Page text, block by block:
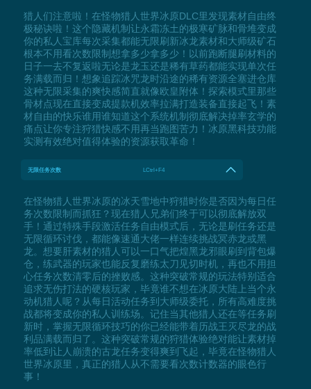
猎人们注意啦！在怪物猎人世界冰原DLC里发现素材自由终
极秘诀啦！这个隐藏机制让永霜冻土的极寒矿脉和骨堆变成
你的私人宝库每次采集都能无限刷新冰龙素材和大师级矿石
根本不用看次数限制想拿多少拿多少！以前跑断腿刷材料的
日子一去不复返啦无论是龙玉还是稀有草药都能实现单次任
务满载而归！想象追踪冰咒龙时沿途的稀有资源全塞进仓库
这种无限采集的爽快感简直就像欧皇附体！探索模式里那些
骨材点现在直接变成提款机效率拉满打造装备直接起飞！素
材自由的快乐谁用谁知道这个系统机制彻底解决掉率玄学的
痛点让你专注狩猎快感不用再当跑图苦力！冰原黑科技功能
实测有效绝对值得体验的资源获取革命！
无限任务次数 LCtrl+F4
在怪物猎人世界冰原的冰天雪地中狩猎时你是否因为每日任
务次数限制而抓狂？现在猎人兄弟们终于可以彻底解放双
手！通过特殊手段激活任务自由模式后，无论是刷任务还是
无限循环讨伐，都能像速通大佬一样连续挑战冥赤龙或黑
龙。想要肝素材的猎人可以一口气把煌黑龙邪眼刷到背包爆
仓，练武器的玩家也能反复磨练太刀见切时机，再也不用担
心任务次数清零后的挫败感。这种突破常规的玩法特别适合
追求无伤打法的硬核玩家，毕竟谁不想在冰原大陆上当个永
动机猎人呢？从每日活动任务到大师级委托，所有高难度挑
战都将变成你的私人训练场。记住当其他猎人还在等任务刷
新时，掌握无限循环技巧的你已经能带着历战王灭尽龙的战
利品满载而归了。这种突破常规的狩猎体验绝对能让素材掉
率低到让人崩溃的古龙任务变得爽到飞起，毕竟在怪物猎人
世界冰原里，真正的猎人从不需要看次数计数器的眼色行
事！